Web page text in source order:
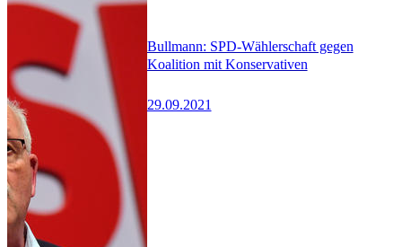
Bullmann: SPD-Wählerschaft gegen
Koalition mit Konservativen
29.09.2021